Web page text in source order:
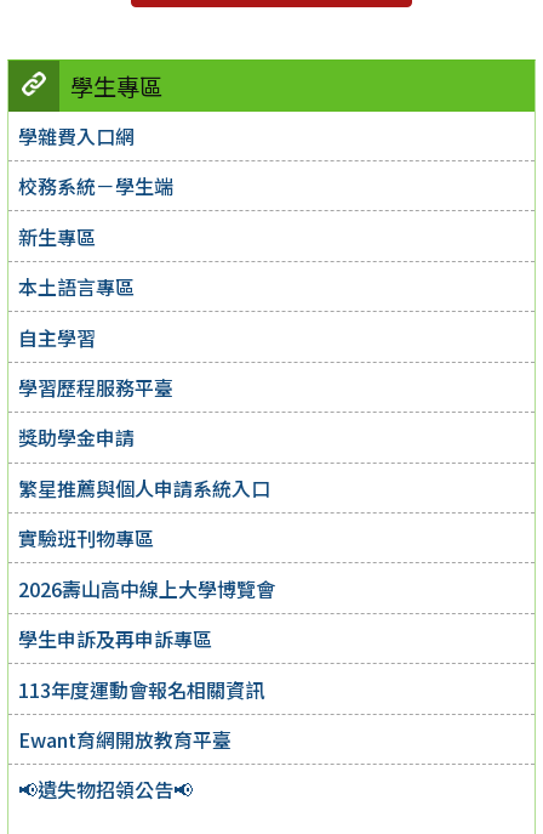
學生專區
學雜費入口網
校務系統－學生端
新生專區
本土語言專區
自主學習
學習歷程服務平臺
獎助學金申請
繁星推薦與個人申請系統入口
實驗班刊物專區
2026壽山高中線上大學博覽會
學生申訴及再申訴專區
113年度運動會報名相關資訊
Ewant育網開放教育平臺
📢遺失物招領公告📢